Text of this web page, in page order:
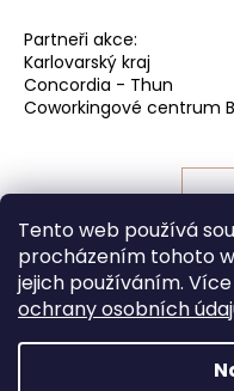
Tento web používá
procházením tohoto
jejich používáním.
ochranyosobních
Partneři akce:
Karlovarský kraj
Concordia - Thun
Coworkingové centrum
á